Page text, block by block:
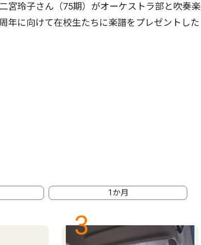
宮玲子さん（75期）がオーケストラ部と吹奏楽
年に向けて在校生たちに楽譜をプレゼントした
1か月
3